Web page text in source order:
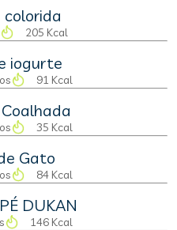
205 Kcal
iogurte
91 Kcal
35 Kcal
Gato
84 Kcal
DUKAN
146 Kcal